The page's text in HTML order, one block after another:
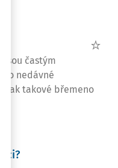
jsou častým
nedávné
jak takové břemeno